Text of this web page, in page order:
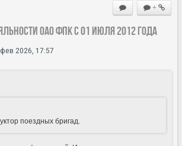
+
ОАО ФПК с 01 июля 2012 года
2026, 17:57
поездных бригад.